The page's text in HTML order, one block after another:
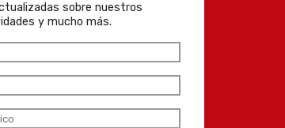
sobre nuestros
y mucho más.